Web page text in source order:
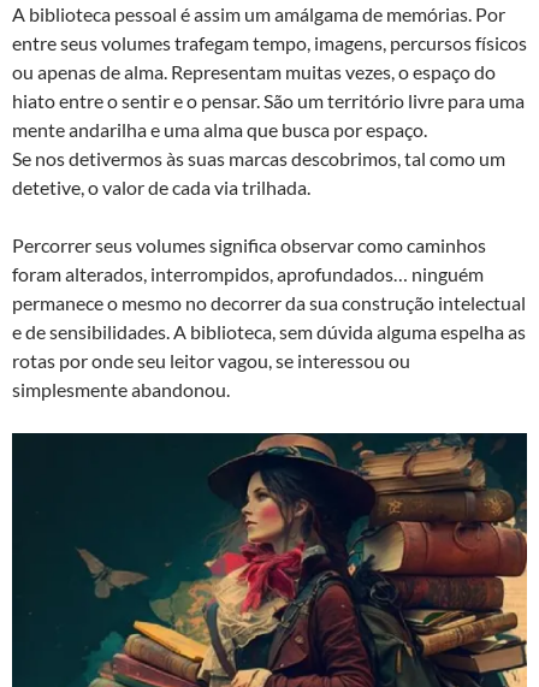
A biblioteca pessoal é assim um amálgama de memórias. Por
entre seus volumes trafegam tempo, imagens, percursos físicos
ou apenas de alma. Representam muitas vezes, o espaço do
hiato entre o sentir e o pensar. São um território livre para uma
mente andarilha e uma alma que busca por espaço.
Se nos detivermos às suas marcas descobrimos, tal como um
detetive, o valor de cada via trilhada.
Percorrer seus volumes significa observar como caminhos
foram alterados, interrompidos, aprofundados… ninguém
permanece o mesmo no decorrer da sua construção intelectual
e de sensibilidades. A biblioteca, sem dúvida alguma espelha as
rotas por onde seu leitor vagou, se interessou ou
simplesmente abandonou.